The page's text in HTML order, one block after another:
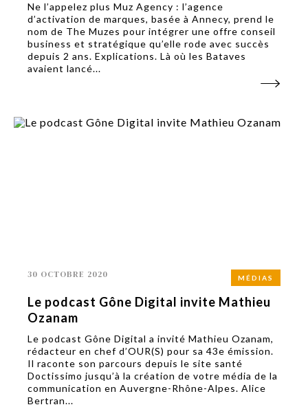
Ne l’appelez plus Muz Agency : l’agence
d’activation de marques, basée à Annecy, prend le
nom de The Muzes pour intégrer une offre conseil
business et stratégique qu’elle rode avec succès
depuis 2 ans. Explications. Là où les Bataves
avaient lancé...
MÉDIAS
30 OCTOBRE 2020
Le podcast Gône Digital invite Mathieu
Ozanam
Le podcast Gône Digital a invité Mathieu Ozanam,
rédacteur en chef d’OUR(S) pour sa 43e émission.
Il raconte son parcours depuis le site santé
Doctissimo jusqu’à la création de votre média de la
communication en Auvergne-Rhône-Alpes. Alice
Bertran...